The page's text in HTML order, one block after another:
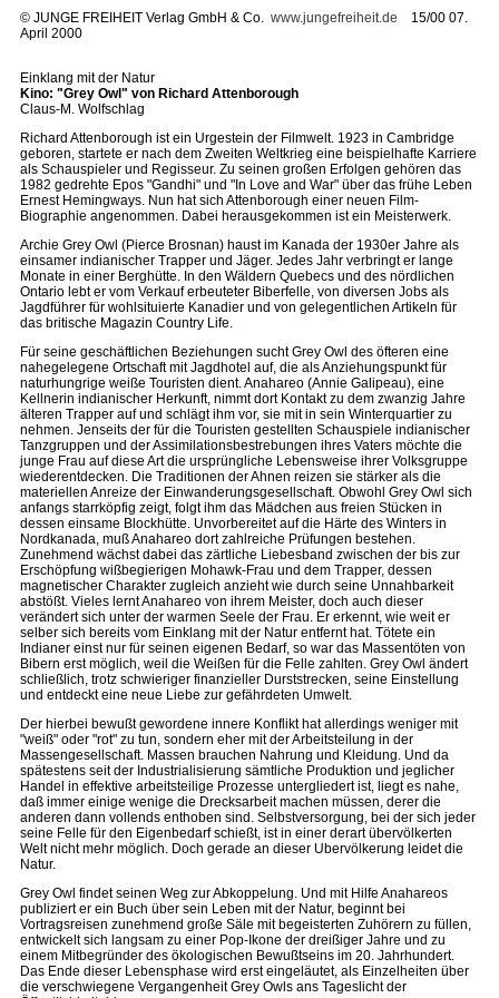
© JUNGE FREIHEIT Verlag GmbH & Co. www.jungefreiheit.de 15/00 07.
April 2000
Einklang mit der Natur
Kino: "Grey Owl" von Richard Attenborough
Claus-M. Wolfschlag
Richard Attenborough ist ein Urgestein der Filmwelt. 1923 in Cambridge
geboren, startete er nach dem Zweiten Weltkrieg eine beispielhafte Karriere
als Schauspieler und Regisseur. Zu seinen großen Erfolgen gehören das
1982 gedrehte Epos "Gandhi" und "In Love and War" über das frühe Leben
Ernest Hemingways. Nun hat sich Attenborough einer neuen Film-
Biographie angenommen. Dabei herausgekommen ist ein Meisterwerk.
Archie Grey Owl (Pierce Brosnan) haust im Kanada der 1930er Jahre als
einsamer indianischer Trapper und Jäger. Jedes Jahr verbringt er lange
Monate in einer Berghütte. In den Wäldern Quebecs und des nördlichen
Ontario lebt er vom Verkauf erbeuteter Biberfelle, von diversen Jobs als
Jagdführer für wohlsituierte Kanadier und von gelegentlichen Artikeln für
das britische Magazin Country Life.
Für seine geschäftlichen Beziehungen sucht Grey Owl des öfteren eine
nahegelegene Ortschaft mit Jagdhotel auf, die als Anziehungspunkt für
naturhungrige weiße Touristen dient. Anahareo (Annie Galipeau), eine
Kellnerin indianischer Herkunft, nimmt dort Kontakt zu dem zwanzig Jahre
älteren Trapper auf und schlägt ihm vor, sie mit in sein Winterquartier zu
nehmen. Jenseits der für die Touristen gestellten Schauspiele indianischer
Tanzgruppen und der Assimilationsbestrebungen ihres Vaters möchte die
junge Frau auf diese Art die ursprüngliche Lebensweise ihrer Volksgruppe
wiederentdecken. Die Traditionen der Ahnen reizen sie stärker als die
materiellen Anreize der Einwanderungsgesellschaft. Obwohl Grey Owl sich
anfangs starrköpfig zeigt, folgt ihm das Mädchen aus freien Stücken in
dessen einsame Blockhütte. Unvorbereitet auf die Härte des Winters in
Nordkanada, muß Anahareo dort zahlreiche Prüfungen bestehen.
Zunehmend wächst dabei das zärtliche Liebesband zwischen der bis zur
Erschöpfung wißbegierigen Mohawk-Frau und dem Trapper, dessen
magnetischer Charakter zugleich anzieht wie durch seine Unnahbarkeit
abstößt. Vieles lernt Anahareo von ihrem Meister, doch auch dieser
verändert sich unter der warmen Seele der Frau. Er erkennt, wie weit er
selber sich bereits vom Einklang mit der Natur entfernt hat. Tötete ein
Indianer einst nur für seinen eigenen Bedarf, so war das Massentöten von
Bibern erst möglich, weil die Weißen für die Felle zahlten. Grey Owl ändert
schließlich, trotz schwieriger finanzieller Durststrecken, seine Einstellung
und entdeckt eine neue Liebe zur gefährdeten Umwelt.
Der hierbei bewußt gewordene innere Konflikt hat allerdings weniger mit
"weiß" oder "rot" zu tun, sondern eher mit der Arbeitsteilung in der
Massengesellschaft. Massen brauchen Nahrung und Kleidung. Und da
spätestens seit der Industrialisierung sämtliche Produktion und jeglicher
Handel in effektive arbeitsteilige Prozesse untergliedert ist, liegt es nahe,
daß immer einige wenige die Drecksarbeit machen müssen, derer die
anderen dann vollends enthoben sind. Selbstversorgung, bei der sich jeder
seine Felle für den Eigenbedarf schießt, ist in einer derart übervölkerten
Welt nicht mehr möglich. Doch gerade an dieser Ubervölkerung leidet die
Natur.
Grey Owl findet seinen Weg zur Abkoppelung. Und mit Hilfe Anahareos
publiziert er ein Buch über sein Leben mit der Natur, beginnt bei
Vortragsreisen zunehmend große Säle mit begeisterten Zuhörern zu füllen,
entwickelt sich langsam zu einer Pop-Ikone der dreißiger Jahre und zu
einem Mitbegründer des ökologischen Bewußtseins im 20. Jahrhundert.
Das Ende dieser Lebensphase wird erst eingeläutet, als Einzelheiten über
die verschwiegene Vergangenheit Grey Owls ans Tageslicht der